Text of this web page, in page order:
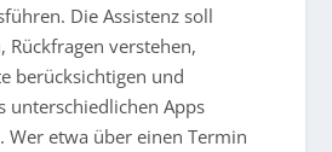
Die Assistenz soll
Rückfragen verstehen,
berücksichtigen und
unterschiedlichen Apps
Wer etwa über einen Termin